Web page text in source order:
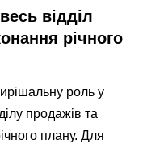
відділ
річного
роль у
продажів та
плану. Для